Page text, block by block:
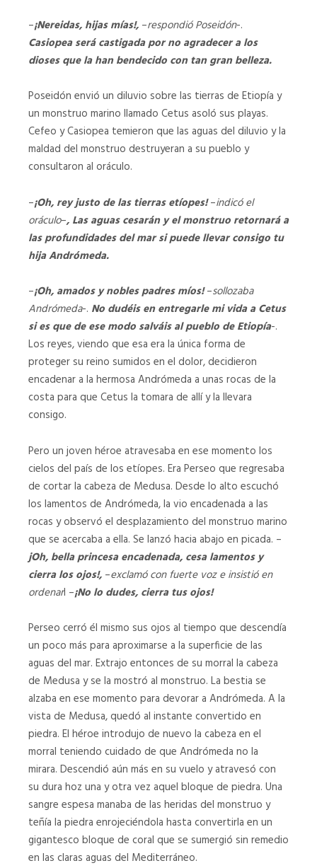
–¡Nereidas, hijas mías!, –respondió Poseidón-.
Casiopea será castigada por no agradecer a los
dioses que la han bendecido con tan gran belleza.
Poseidón envió un diluvio sobre las tierras de Etiopía y
un monstruo marino llamado Cetus asoló sus playas.
Cefeo y Casiopea temieron que las aguas del diluvio y la
maldad del monstruo destruyeran a su pueblo y
consultaron al oráculo.
–¡Oh, rey justo de las tierras etíopes!–indicó el
oráculo–, Las aguas cesarán y el monstruo retornará a
las profundidades del mar si puede llevar consigo tu
hija Andrómeda.
–¡Oh, amados y nobles padres míos!–sollozaba
Andrómeda-. No dudéis ­en entregarle mi vida a Cetus
si es que de ese modo salváis al pueblo de Etiopía-.
Los reyes, viendo que esa era la única forma de
proteger su reino sumidos en el dolor, decidieron
encadenar a la hermosa Andrómeda a unas ­rocas de la
costa para que Cetus la tomara de allí y la llevara
consigo.
Pero un joven héroe atravesaba en ese momento los
cielos del país de los etíopes. Era Perseo que regresaba
de cortar la cabeza de Medusa. Desde lo alto escuchó
los lamentos de Andrómeda, la vio encadenada a las
rocas y observó el desplazamiento del monstruo marino
que se acercaba a ella. Se lanzó hacia abajo en picada. –
jOh, bella princesa encadenada, cesa lamentos y
cierra los ojos!, –exclamó con fuerte voz e insistió en
ordenarl –¡No lo dudes, cierra tus ojos!
Perseo cerró él mismo sus ojos al tiempo que descendía
un poco más para aproximarse a la superficie de las
aguas del mar. Extrajo entonces de su morral la cabeza
de Medusa y se la mostró al monstruo. La bestia se
alzaba en ese momento para devorar a Andrómeda. A la
vista de Medusa, quedó al instante convertido en
piedra. El héroe introdujo de nuevo la cabeza en el
morral teniendo cuidado de que Andrómeda no la
mirara. Descendió aún más en su vuelo y atravesó con
su dura hoz una y otra vez aquel bloque de piedra. Una
sangre espesa manaba de las heridas del monstruo y
teñía la piedra enrojeciéndola hasta convertirla en un
gigantesco bloque de coral que se sumergió sin remedio
en las claras aguas del Mediterráneo.